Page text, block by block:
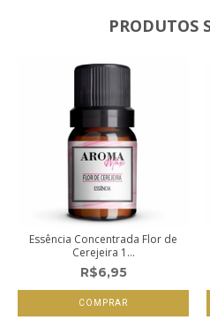
PRODUTOS
Essência Concentrada Flor de
Cerejeira 1...
R$6,95